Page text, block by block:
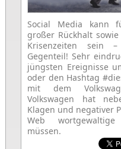
Social Media kann
großer Rückhalt
Krisenzeiten sein
Gegenteil! Sehr
jüngsten Ereignisse
oder den Hashtag
mit dem
Volkswagen hat
Klagen und negativer
Web
müssen.